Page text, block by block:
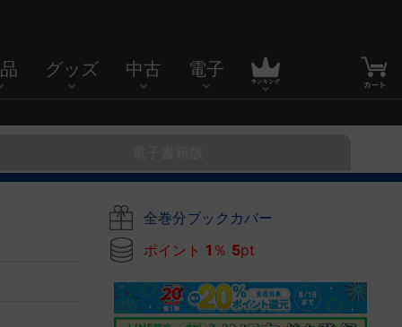
グッズ 中古 電子
全巻分ブックカバー
ポイント 1 ％ 5pt